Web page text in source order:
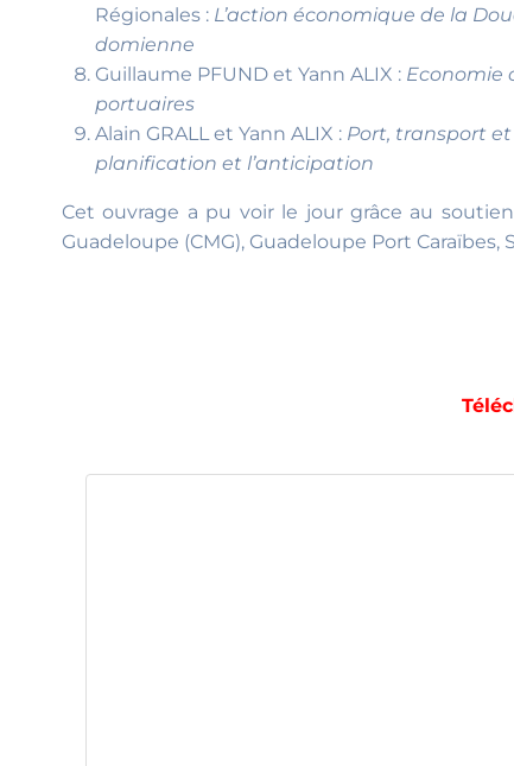
Régionales : L’action économique de la
domienne
Guillaume PFUND et Yann ALIX : Economie
portuaires
Alain GRALL et Yann ALIX : Port, transport
planification et l’anticipation
Cet ouvrage a pu voir le jour grâce au
Guadeloupe (CMG), Guadeloupe Port